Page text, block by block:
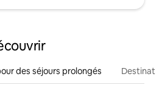
des séjours prolongés